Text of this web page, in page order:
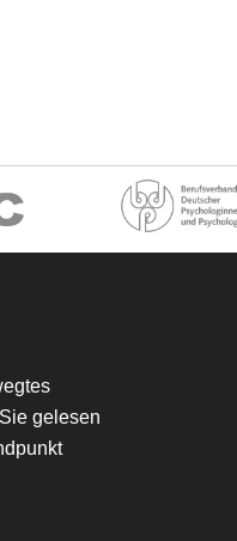
gelesen